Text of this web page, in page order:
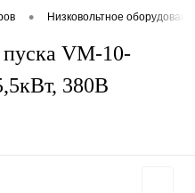
• Низковольтное
пуска VM-10-
380В